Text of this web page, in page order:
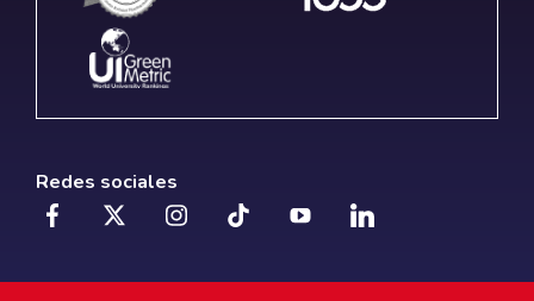
Redes sociales